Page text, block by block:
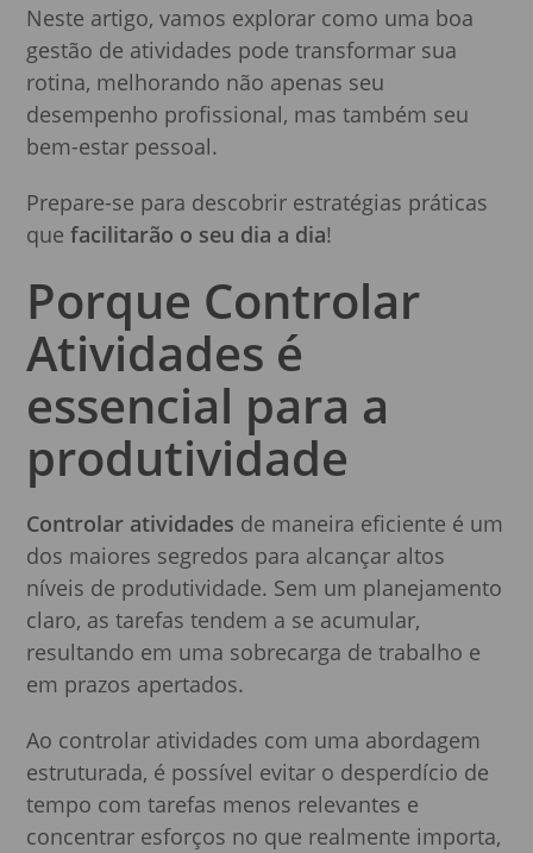
Neste artigo, vamos explorar como uma boa
gestão de atividades pode transformar sua
rotina, melhorando não apenas seu
desempenho profissional, mas também seu
bem-estar pessoal.
Prepare-se para descobrir estratégias práticas
quefacilitarão o seu dia a dia!
Porque Controlar
Atividades é
essencial para a
produtividade
Controlar atividades de maneira eficiente é um
dos maiores segredos para alcançar altos
níveis de produtividade. Sem um planejamento
claro, as tarefas tendem a se acumular,
resultando em uma sobrecarga de trabalho e
em prazos apertados.
Ao controlar atividades com uma abordagem
estruturada, é possível evitar o desperdício de
tempo com tarefas menos relevantes e
concentrar esforços no que realmente importa,